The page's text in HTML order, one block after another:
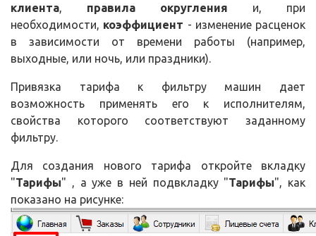
клиента, правила округления и, при
необходимости, коэффициент - изменение расценок
в зависимости от времени работы (например,
выходные, или ночь, или праздники).
Привязка тарифа к фильтру машин дает
возможность применять его к исполнителям,
свойства которого соответствуют заданному
фильтру.
Для создания нового тарифа откройте вкладку
"Тарифы" , а уже в ней подвкладку "Тарифы", как
показано на рисунке: